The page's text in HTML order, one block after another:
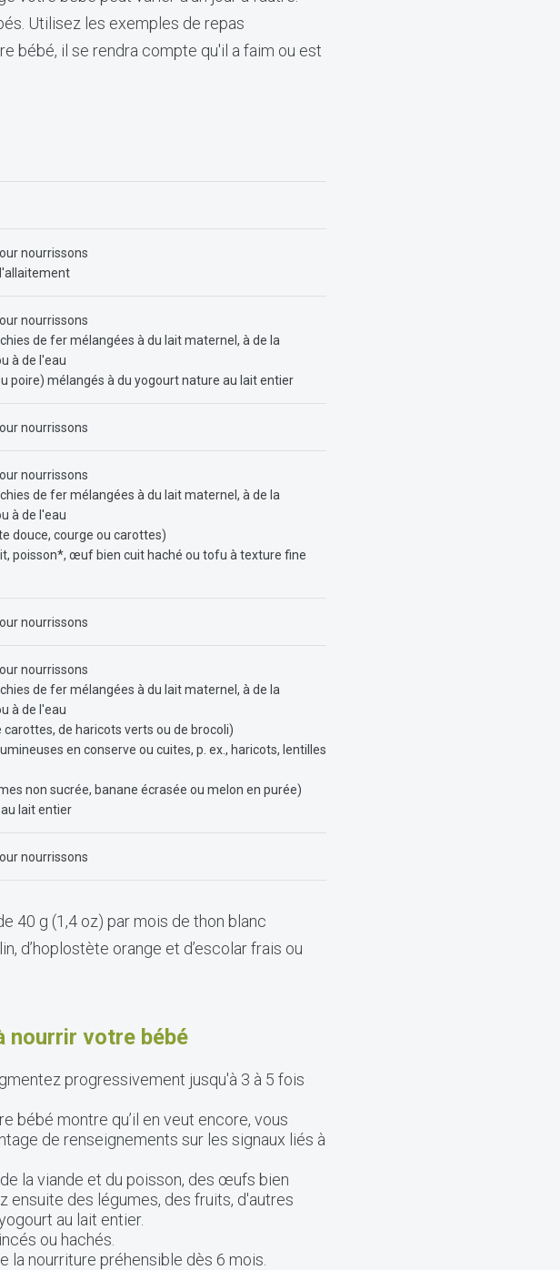
Utilisez les exemples de repas
bébé, il se rendra compte qu'il a faim ou est
nourrissons
nourrissons
de fer mélangées à du lait maternel, à de la
à de l'eau
poire) mélangés à du yogourt nature au lait entier
nourrissons
nourrissons
de fer mélangées à du lait maternel, à de la
à de l'eau
douce, courge ou carottes)
poisson*, œuf bien cuit haché ou tofu à texture fine
nourrissons
nourrissons
de fer mélangées à du lait maternel, à de la
à de l'eau
carottes, de haricots verts ou de brocoli)
en conserve ou cuites, p. ex., haricots, lentilles
non sucrée, banane écrasée ou melon en purée)
lait entier
nourrissons
40 g (1,4 oz) par mois de thon blanc
d’hoplostète orange et d’escolar frais ou
nourrir votre bébé
progressivement jusqu'à 3 à 5 fois
bébé montre qu’il en veut encore, vous
de renseignements sur les signaux liés à
la viande et du poisson, des œufs bien
ensuite des légumes, des fruits, d'autres
au lait entier.
ou hachés.
nourriture préhensible dès 6 mois.